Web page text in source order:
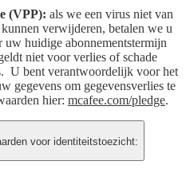
(VPP): als we een virus niet van
verwijderen, betalen we u
uw huidige abonnementstermijn
niet voor verlies of schade
U bent verantwoordelijk voor het
gegevens om gegevensverlies te
hier: mcafee.com/pledge.
voor identiteitstoezicht: